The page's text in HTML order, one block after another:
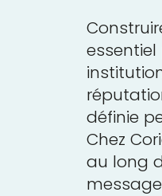
définie
Chez
au long